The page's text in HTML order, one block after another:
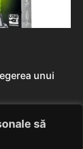
să
unui